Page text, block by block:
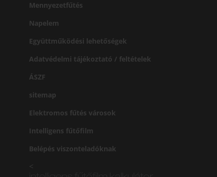
Mennyezetfűtés
Napelem
Együttműködési lehetőségek
Adatvédelmi tájékoztató / feltételek
ÁSZF
sitemap
Elektromos fűtés városok
Intelligens fűtőfilm
Belépés viszonteladóknak
<